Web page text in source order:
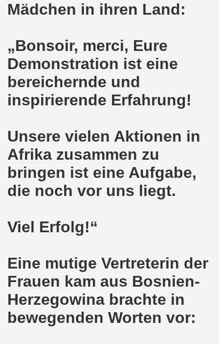
Mädchen in ihren Land:
„Bonsoir, merci, Eure
Demonstration ist eine
bereichernde und
inspirierende Erfahrung!
Unsere vielen Aktionen in
Afrika zusammen zu
bringen ist eine Aufgabe,
die noch vor uns liegt.
Viel Erfolg!“
Eine mutige Vertreterin der
Frauen kam aus Bosnien-
Herzegowina brachte in
bewegenden Worten vor:
Bewegung am 05.02.2018 diskutiert über
die türkische Invasion in Afrin - kämpferisch,
ruft auf zur ruhrgebietsweiten Demonstration
Bewegung fordert mit über 300facher Stimme: Stoppt
Bewegung am 18.12.2017 bestärkt die klare Position:
Zeichen der Solidarität der Völker!
in Bonn! 2.000 Teilnehmerinnen und
Bewegung mit breiter Themenpalette
am 11.11.2017 in Bonn